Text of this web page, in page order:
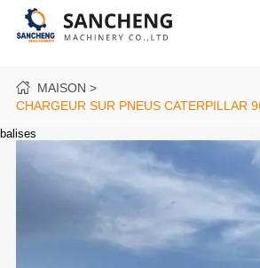
MAISON
CHARGEUR SUR PNEUS CATERPILLAR
balises